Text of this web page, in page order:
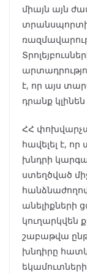
միայն այն
է, որ այս
դրանք
ՀՀ
հավելել է,
խնդրի
ստեղծված
անելիքների
շաբաթվա
խնդիրը